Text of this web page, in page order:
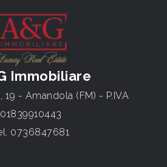
Immobiliare
19 - Amandola (FM) - P.IVA
01839910443
0736847681